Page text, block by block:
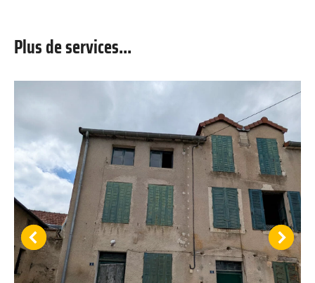
Plus de services...